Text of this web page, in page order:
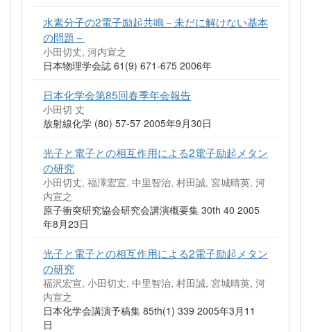
水素分子の2電子励起共鳴－未だに解けない基本
の問題－
小田切丈, 河内宣之
日本物理学会誌 61(9) 671-675 2006年
日本化学会第85回春季年会報告
小田切 丈
放射線化学 (80) 57-57 2005年9月30日
光子と電子との相互作用による2電子励起メタン
の研究
小田切丈, 福澤宏宣, 中里智治, 村田誠, 宮城晴英, 河
内宣之
原子衝突研究協会研究会講演概要集 30th 40 2005
年8月23日
光子と電子との相互作用による2電子励起メタン
の研究
福沢宏宣, 小田切丈, 中里智治, 村田誠, 宮城晴英, 河
内宣之
日本化学会講演予稿集 85th(1) 339 2005年3月11
日